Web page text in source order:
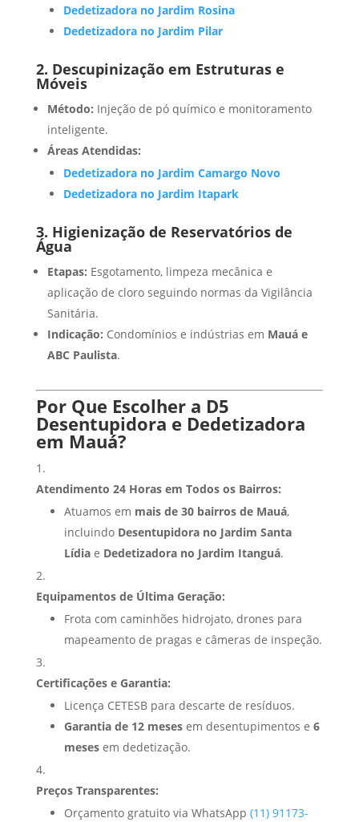
Dedetizadora no Jardim Rosina
Dedetizadora no Jardim Pilar
2. Descupinização em Estruturas e
Móveis
Método: Injeção de pó químico e monitoramento
inteligente.
Áreas Atendidas:
Dedetizadora no Jardim Camargo Novo
Dedetizadora no Jardim Itapark
3. Higienização de Reservatórios de
Água
Etapas: Esgotamento, limpeza mecânica e
aplicação de cloro seguindo normas da Vigilância
Sanitária.
Indicação: Condomínios e indústrias em Mauá e
ABC Paulista.
Por Que Escolher a D5
Desentupidora e Dedetizadora
em Mauá?
Atendimento 24 Horas em Todos os Bairros:
Atuamos em mais de 30 bairros de Mauá,
incluindo Desentupidora no Jardim Santa
Lídiae Dedetizadora no Jardim Itanguá.
Equipamentos de Última Geração:
Frota com caminhões hidrojato, drones para
mapeamento de pragas e câmeras de inspeção.
Certificações e Garantia:
Licença CETESB para descarte de resíduos.
Garantia de 12 mesesem desentupimentos e 6
mesesem dedetização.
Preços Transparentes:
Orçamento gratuito via WhatsApp (11) 91173-